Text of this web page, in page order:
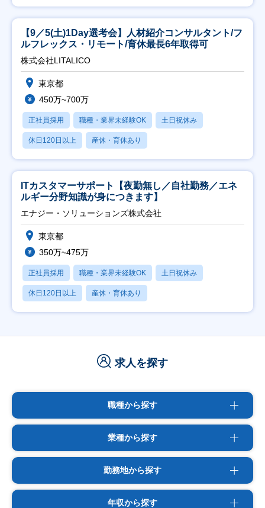
【9／5(土)1Day選考会】人材紹介コンサルタント/フ
ルフレックス・リモート/育休最長6年取得可
株式会社LITALICO
東京都
450万~700万
正社員採用 職種・業界未経験OK 土日祝休み
休日120日以上 産休・育休あり
ITカスタマーサポート【夜勤無し／自社勤務／エネ
ルギー分野知識が身につきます】
エナジー・ソリューションズ株式会社
東京都
350万~475万
正社員採用 職種・業界未経験OK 土日祝休み
休日120日以上 産休・育休あり
求人を探す
職種から探す
業種から探す
勤務地から探す
年収から探す